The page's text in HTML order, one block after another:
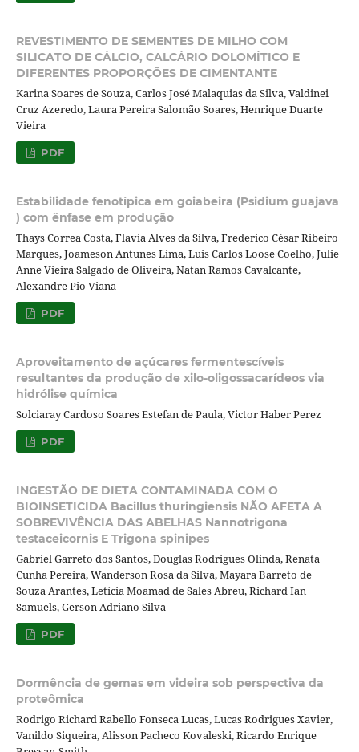
REVESTIMENTO DE SEMENTES DE MILHO COM
SILICATO DE CÁLCIO, CALCÁRIO DOLOMÍTICO E
DIFERENTES PROPORÇÕES DE CIMENTANTE
Karina Soares de Souza, Carlos José Malaquias da Silva, Valdinei
Cruz Azeredo, Laura Pereira Salomão Soares, Henrique Duarte
Vieira
PDF
Estabilidade fenotípica em goiabeira (Psidium guajava
) com ênfase em produção
Thays Correa Costa, Flavia Alves da Silva, Frederico César Ribeiro
Marques, Joameson Antunes Lima, Luis Carlos Loose Coelho, Julie
Anne Vieira Salgado de Oliveira, Natan Ramos Cavalcante,
Alexandre Pio Viana
PDF
Aproveitamento de açúcares fermentescíveis
resultantes da produção de xilo-oligossacarídeos via
hidrólise química
Solciaray Cardoso Soares Estefan de Paula, Victor Haber Perez
PDF
INGESTÃO DE DIETA CONTAMINADA COM O
BIOINSETICIDA Bacillus thuringiensis NÃO AFETA A
SOBREVIVÊNCIA DAS ABELHAS Nannotrigona
testaceicornis E Trigona spinipes
Gabriel Garreto dos Santos, Douglas Rodrigues Olinda, Renata
Cunha Pereira, Wanderson Rosa da Silva, Mayara Barreto de
Souza Arantes, Letícia Moamad de Sales Abreu, Richard Ian
Samuels, Gerson Adriano Silva
PDF
Dormência de gemas em videira sob perspectiva da
proteômica
Rodrigo Richard Rabello Fonseca Lucas, Lucas Rodrigues Xavier,
Vanildo Siqueira, Alisson Pacheco Kovaleski, Ricardo Enrique